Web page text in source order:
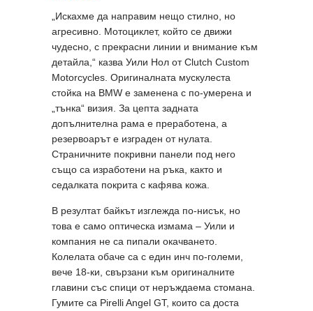
„Искахме да направим нещо стилно, но
агресивно. Мотоциклет, който се движи
чудесно, с прекрасни линии и внимание към
детайла,“ казва Уили Нол от Clutch Custom
Motorcycles. Оригиналната мускулеста
стойка на BMW е заменена с по-умерена и
„тънка“ визия. За цепта задната
допълнителна рама е преработена, а
резервоарът е изграден от нулата.
Страничните покривни панели под него
също са изработени на ръка, както и
седалката покрита с кафява кожа.
В резултат байкът изглежда по-нисък, но
това е само оптическа измама – Уили и
компания не са пипали окачването.
Колелата обаче са с един инч по-големи,
вече 18-ки, свързани към оригиналните
главини със спици от неръждаема стомана.
Гумите са Pirelli Angel GT, които са доста